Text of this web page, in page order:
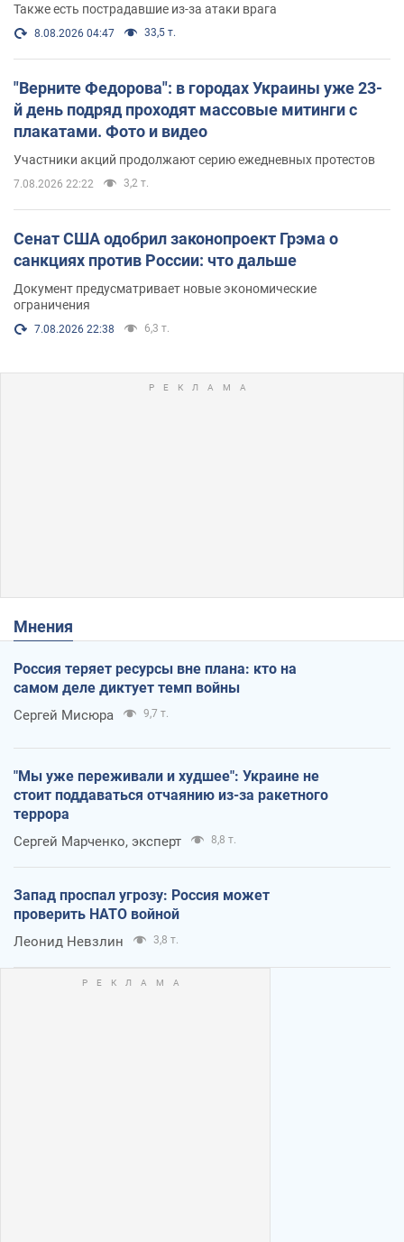
Также есть пострадавшие из-за атаки врага
8.08.2026 04:47 33,5 т.
"Верните Федорова": в городах Украины уже 23-
й день подряд проходят массовые митинги с
плакатами. Фото и видео
Участники акций продолжают серию ежедневных протестов
7.08.2026 22:22 3,2 т.
Сенат США одобрил законопроект Грэма о
санкциях против России: что дальше
Документ предусматривает новые экономические
ограничения
7.08.2026 22:38 6,3 т.
Мнения
Россия теряет ресурсы вне плана: кто на
самом деле диктует темп войны
Сергей Мисюра 9,7 т.
"Мы уже переживали и худшее": Украине не
стоит поддаваться отчаянию из-за ракетного
террора
Сергей Марченко, эксперт 8,8 т.
Запад проспал угрозу: Россия может
проверить НАТО войной
Леонид Невзлин 3,8 т.